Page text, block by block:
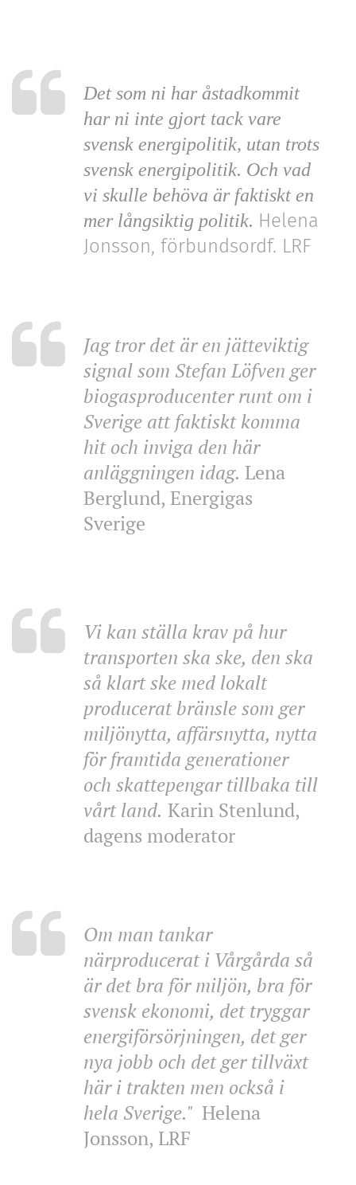
Det som ni har åstadkommit
har ni inte gjort tack vare
svensk energipolitik, utan trots
svensk energipolitik. Och vad
vi skulle behöva är faktiskt en
mer långsiktig politik. Helena
Jonsson, förbundsordf. LRF
Jag tror det är en jätteviktig
signal som Stefan Löfven ger
biogasproducenter runt om i
Sverige att faktiskt komma
hit och inviga den här
anläggningen idag. Lena
Berglund, Energigas
Sverige
Vi kan ställa krav på hur
transporten ska ske, den ska
så klart ske med lokalt
producerat bränsle som ger
miljönytta, affärsnytta, nytta
för framtida generationer
och skattepengar tillbaka till
vårt land. Karin Stenlund,
dagens moderator
Om man tankar
närproducerat i Vårgårda så
är det bra för miljön, bra för
svensk ekonomi, det tryggar
energiförsörjningen, det ger
nya jobb och det ger tillväxt
här i trakten men också i
hela Sverige." Helena
Jonsson, LRF